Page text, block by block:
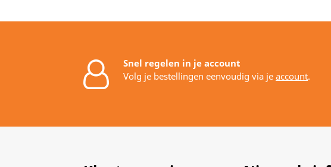
Snel regelen in je account
Volg je bestellingen eenvoudig via je account.